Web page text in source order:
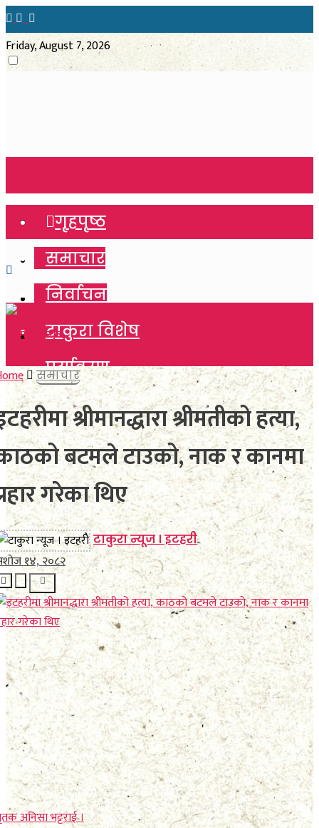
Friday, August 7, 2026
गृहपृष्ठ
समाचार
निर्वाचन
टाकुरा विशेष
पर्यावरण
विचार
कला साहित्य
खेलकुद
विविध
No Result
View All Result
गृहपृष्ठ
समाचार
निर्वाचन
टाकुरा विशेष
पर्यावरण
विचार
कला साहित्य
खेलकुद
विविध
No Result
View All Result
समाचार
श्रीमानद्धारा श्रीमतीको हत्या,
बटमले टाउको, नाक र कानमा
गरेका थिए
टाकुरा न्यूज । इटहरी
१४, २०८२
अनिसा भट्टराई ।